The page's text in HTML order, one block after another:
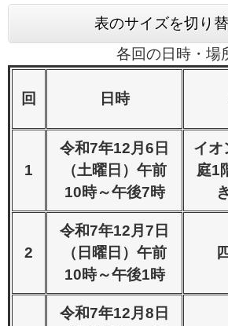
表のサイズを切り
各回の日時・場
回 日時
1
令和7年12月6日
（土曜日）午前
10時～午後7時
イオ
庭1
2
令和7年12月7日
（日曜日）午前
10時～午後1時
令和7年12月8日